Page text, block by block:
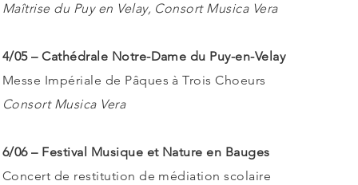
Maîtrise du Puy en Velay, Consort Musica Vera
4/05 – Cathédrale Notre-Dame du Puy-en-Velay
Messe Impériale de Pâques à Trois Choeurs
Consort Musica Vera
6/06 – Festival Musique et Nature en Bauges
Concert de restitution de médiation scolaire